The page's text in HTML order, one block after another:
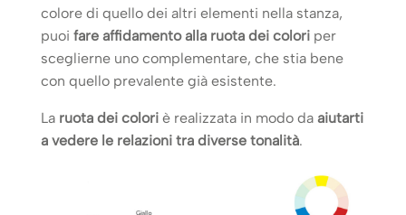
colore di quello dei altri elementi nella stanza,
puoi fare affidamento alla ruota dei coloriper
sceglierne uno complementare, che stia bene
con quello prevalente già esistente.
La ruota dei coloriè realizzata in modo daaiutarti
a vedere le relazioni tra diverse tonalità.